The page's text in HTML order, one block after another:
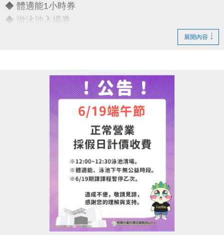
◆ 體適能1小時券
◆ 游泳池入場券
-洽詢專線：03-2639066 #111
-官網 :
https://www.lzsports.com.tw/zh_TW/news/pageID/1/
-FB : 桃園市蘆竹國民運動中心
-IG : @luzhusports
展開內容